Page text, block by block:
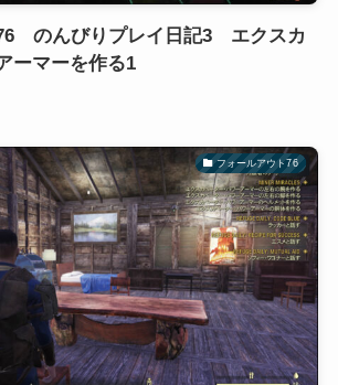
のんびりプレイ日記3 エクスカ
ーマーを作る1
フォールアウト76